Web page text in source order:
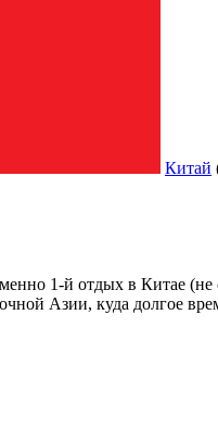
Китай
1-й отдых в Китае
Азии, куда долгое